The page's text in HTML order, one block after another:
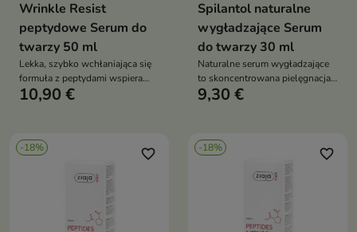
Wrinkle Resist
peptydowe Serum do
twarzy 50 ml
Lekka, szybko wchłaniająca się
formuła z peptydami wspiera
poprawę jędrności i
10,90 €
Spilantol naturalne
wygładzające Serum
do twarzy 30 ml
Naturalne serum wygładzające
to skoncentrowana pielęgnacja
anti-aging, która poprawia
9,30 €
-18% favorite_border -18% favorite_border